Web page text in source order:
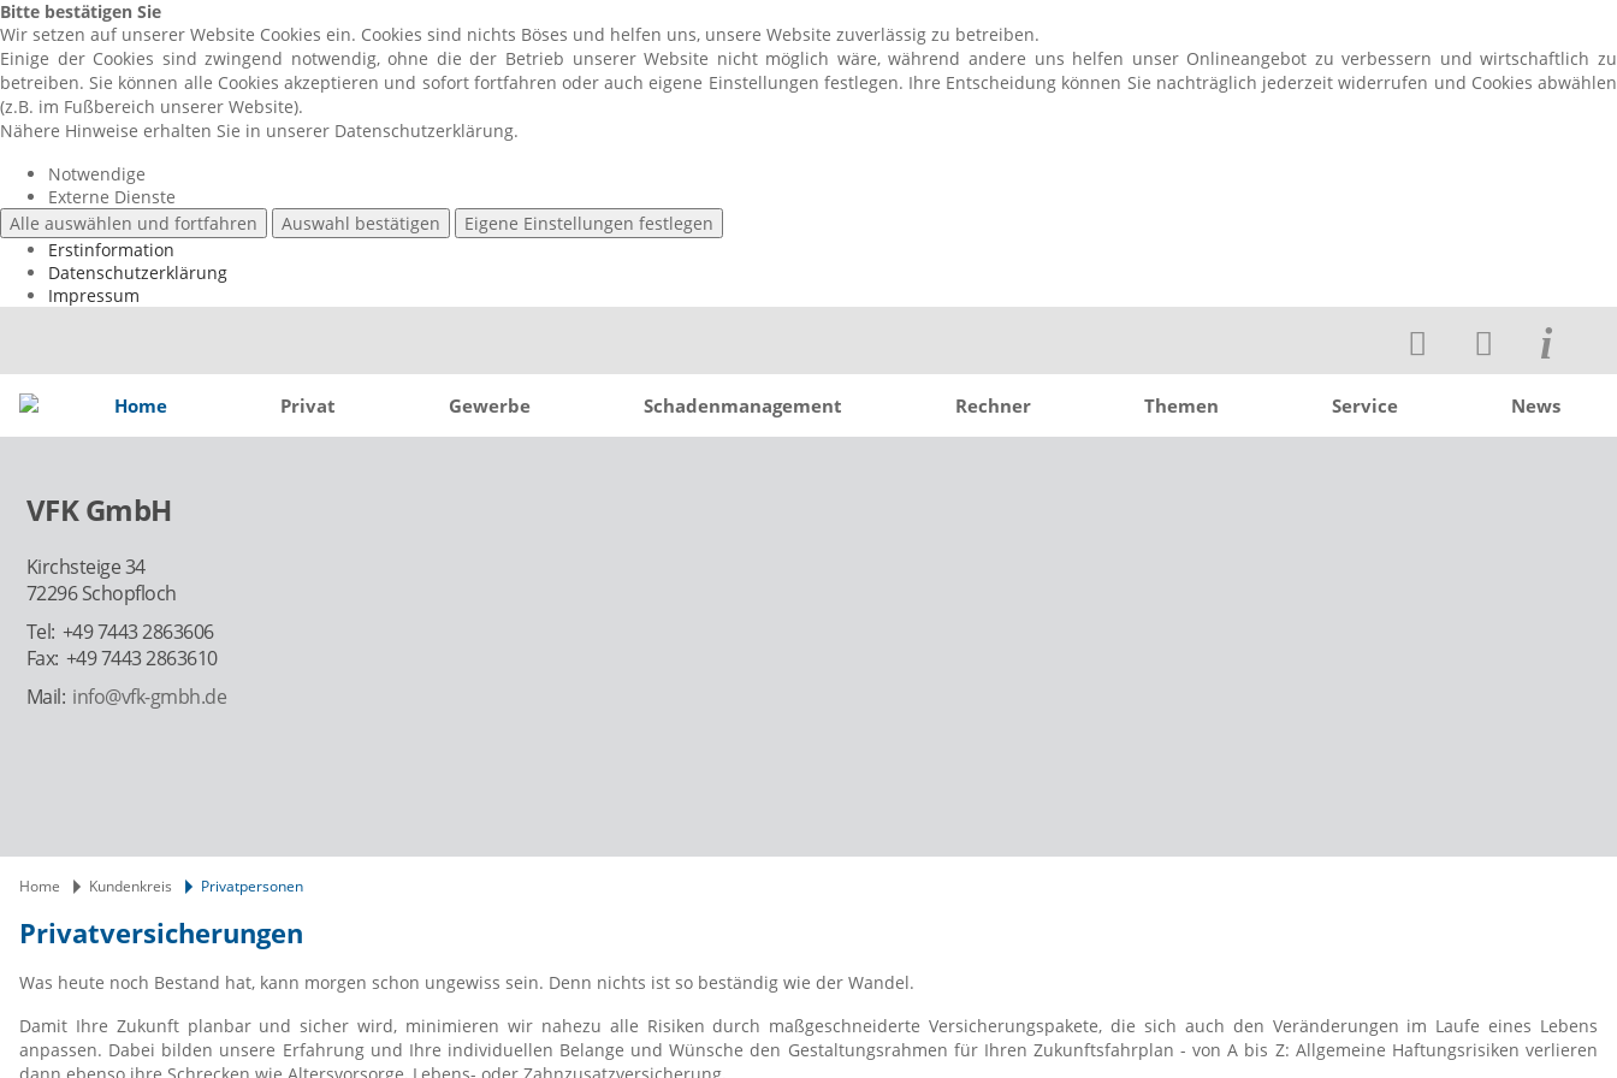
Bitte bestätigen Sie
Wir setzen auf unserer Website Cookies ein. Cookies sind nichts Böses und helfen uns, unsere Website zuverlässig zu betreiben.
Einige der Cookies sind zwingend notwendig, ohne die der Betrieb unserer Website nicht möglich wäre, während andere uns helfen unser Onlineangebot zu verbessern und wirtschaftlich zu
betreiben. Sie können alle Cookies akzeptieren und sofort fortfahren oder auch eigene Einstellungen festlegen. Ihre Entscheidung können Sie nachträglich jederzeit widerrufen und Cookies abwählen
(z.B. im Fußbereich unserer Website).
Nähere Hinweise erhalten Sie in unserer Datenschutzerklärung.
Notwendige
Externe Dienste
Alle auswählen und fortfahren
Auswahl bestätigen
Eigene Einstellungen festlegen
Erstinformation
Datenschutzerklärung
Impressum
Home Privat Gewerbe Schadenmanagement Rechner Themen Service News
VFK GmbH
Kirchsteige 34
72296 Schopfloch
+49 7443 2863606
+49 7443 2863610
info@vfk-gmbh.de
Home Kundenkreis Privatpersonen
Privatversicherungen
Was heute noch Bestand hat, kann morgen schon ungewiss sein. Denn nichts ist so beständig wie der Wandel.
Damit Ihre Zukunft planbar und sicher wird, minimieren wir nahezu alle Risiken durch maßgeschneiderte Versicherungspakete, die sich auch den Veränderungen im Laufe eines Lebens
anpassen. Dabei bilden unsere Erfahrung und Ihre individuellen Belange und Wünsche den Gestaltungsrahmen für Ihren Zukunftsfahrplan - von A bis Z: Allgemeine Haftungsrisiken verlieren